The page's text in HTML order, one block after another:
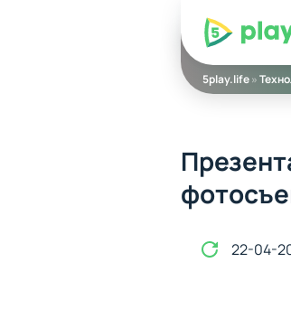
5play
5play.life»
22-04-